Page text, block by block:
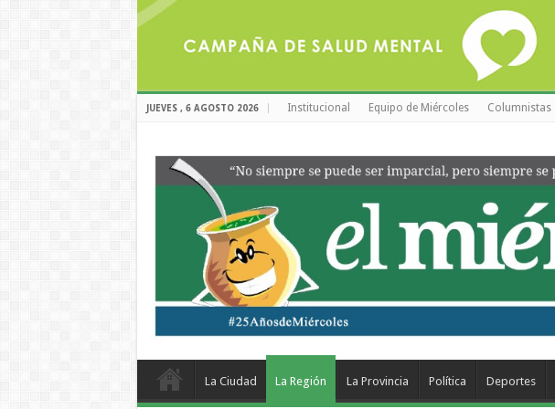
JUEVES , 6 AGOSTO 2026 Institucional Equipo de Miércoles Columnistas
La Ciudad La Región La Provincia Política Deportes